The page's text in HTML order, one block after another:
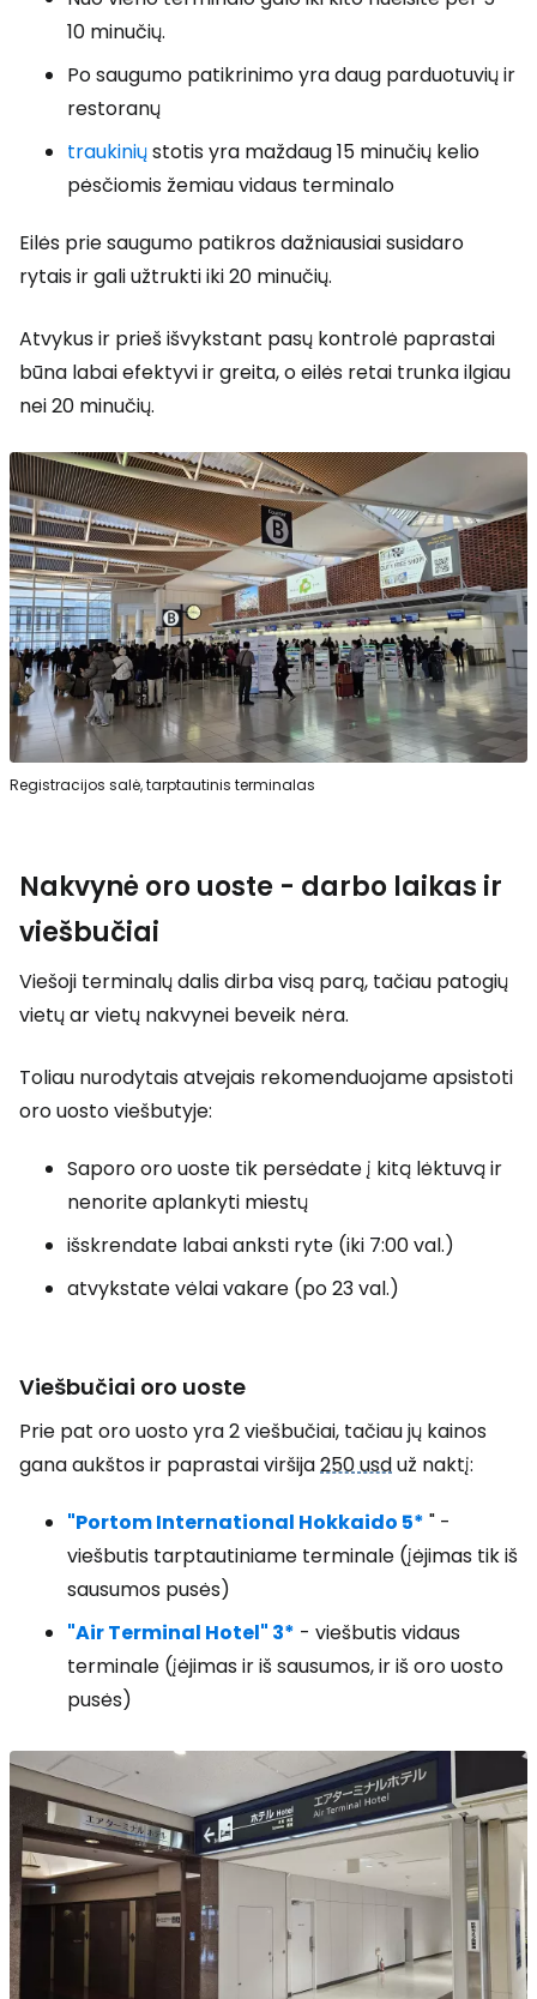
10 minučių.
Po saugumo patikrinimo yra daug parduotuvių ir
restoranų
traukiniųstotis yra maždaug 15 minučių kelio
pėsčiomis žemiau vidaus terminalo
Eilės prie saugumo patikros dažniausiai susidaro
rytais ir gali užtrukti iki 20 minučių.
Atvykus ir prieš išvykstant pasų kontrolė paprastai
būna labai efektyvi ir greita, o eilės retai trunka ilgiau
nei 20 minučių.
Registracijos salė, tarptautinis terminalas
Nakvynė oro uoste - darbo laikas ir
viešbučiai
Viešoji terminalų dalis dirba visą parą, tačiau patogių
vietų ar vietų nakvynei beveik nėra.
Toliau nurodytais atvejais rekomenduojame apsistoti
oro uosto viešbutyje:
Saporo oro uoste tik persėdate į kitą lėktuvą ir
nenorite aplankyti miestų
išskrendate labai anksti ryte (iki 7:00 val.)
atvykstate vėlai vakare (po 23 val.)
Viešbučiai oro uoste
Prie pat oro uosto yra 2 viešbučiai, tačiau jų kainos
gana aukštos ir paprastai viršija250 usduž naktį:
"Portom International Hokkaido 5* " -
viešbutis tarptautiniame terminale (įėjimas tik iš
sausumos pusės)
"Air Terminal Hotel" 3* - viešbutis vidaus
terminale (įėjimas ir iš sausumos, ir iš oro uosto
pusės)